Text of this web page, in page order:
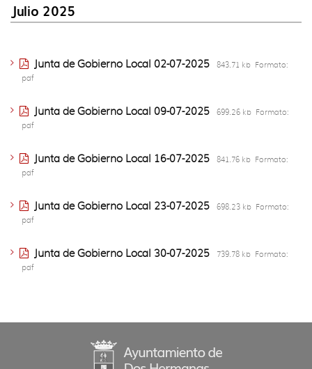
Julio 2025
Junta de Gobierno Local 02-07-2025 843.71 kb
Formato:
pdf
Junta de Gobierno Local 09-07-2025 699.26 kb
Formato:
pdf
Junta de Gobierno Local 16-07-2025 841.76 kb
Formato:
pdf
Junta de Gobierno Local 23-07-2025 698.23 kb
Formato:
pdf
Junta de Gobierno Local 30-07-2025 739.78 kb
Formato:
pdf